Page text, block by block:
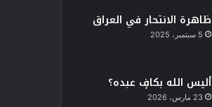
ظاهرة الانتحار في العراق
5 سبتمبر، 2025
أليس الله بكافٍ عبده؟
23 مارس، 2026